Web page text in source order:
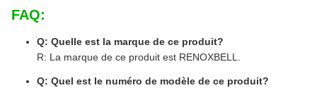
FAQ:
Q: Quelle est la marque de ce produit?
R: La marque de ce produit est RENOXBELL.
Q: Quel est le numéro de modèle de ce produit?